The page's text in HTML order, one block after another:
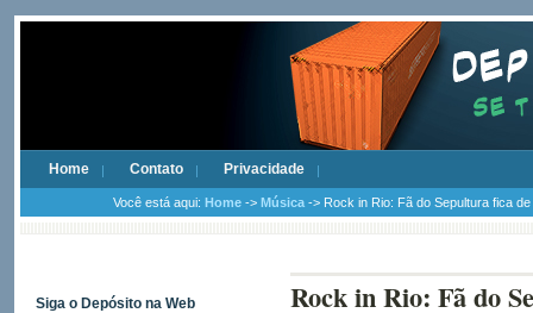
Home Contato Privacidade
Você está aqui: Home -> Música -> Rock in Rio: Fã do Sepultura fica
Siga o Depósito na Web Rock in Rio: Fã do